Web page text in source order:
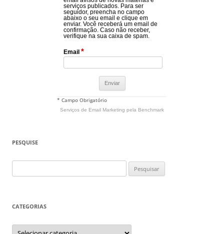
serviços publicados. Para ser
seguidor, preencha no campo
abaixo o seu email e clique em
enviar. Você receberá um email de
confirmação. Caso não receber,
verifique na sua caixa de spam.
Email *
* Campo Obrigatório
Serviços de Email Marketing pela Benchmark
PESQUISE
por:
CATEGORIAS
Categorias